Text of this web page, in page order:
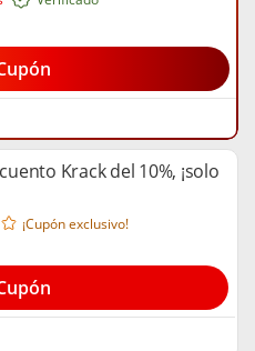
Krack del 10%, ¡solo
¡Cupón exclusivo!